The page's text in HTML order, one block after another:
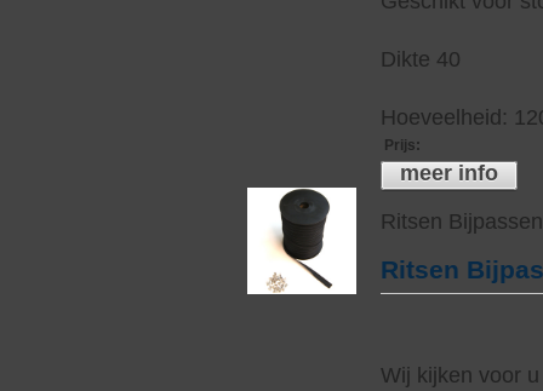
Dikte 40
Hoeveelheid:
Prijs:
meer info
Ritsen
Ritsen
Wij kijken voor